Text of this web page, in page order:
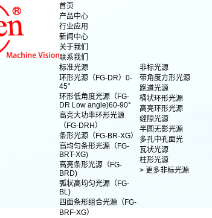
首页
产品中心
行业应用
新闻中心
关于我们
联系我们
标准光源
环形光源（FG-DR）0-
45°
环形低角度光源（FG-
DR Low angle)60-90°
高亮大功率环形光源
（FG-DRH）
条形光源（FG-BR-XG）
高均匀条形光源（FG-
BRT-XG)
高亮条形光源（FG-
BRD)
弧状高均匀光源（FG-
BL)
四面条形组合光源（FG-
BRF-XG）
非标光源
带角度方形光源
跑道光源
桶状环形光源
高亮环形光源
缝隙光源
半圆无影光源
多孔中孔面光
瓦状光源
柱形光源
> 更多非标光源